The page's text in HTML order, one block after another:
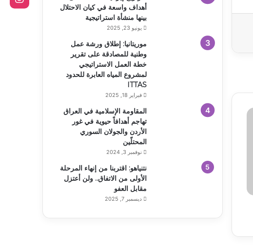
أهداف واسعة في كيان الاحتلال
بينها منشأة استراتيجية
يونيو 23, 2025
موريتانيا: إطلاق ورشة عمل
وطنية للمصادقة على تقرير
خطة العمل الاستراتيجي
لمشروع المياه العابرة للحدود
ITTAS
فبراير 18, 2025
المقاومة الإسلامية في العراق
تهاجم أهدافاً حيوية في غور
الأردن والجولان السوري
المحتلّين
نوفمبر 3, 2024
نتنياهو: اقتربنا من إنهاء المرحلة
الأولى من الاتفاق.. ولن أعتزل
مقابل العفو
ديسمبر 7, 2025